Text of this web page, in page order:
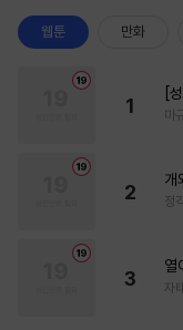
웹툰 만화
1
[
마
2
개
정
3
열
자